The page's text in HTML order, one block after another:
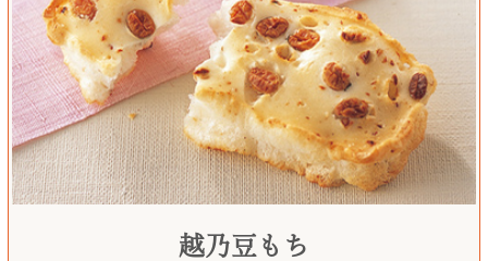
越乃豆もち